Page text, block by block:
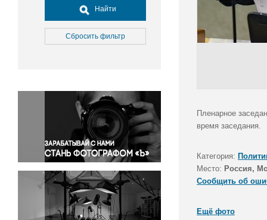
Досуг, туризм и отдых
Культура
Медицина
Окружающая среда
Политика
Правосудие
Происшествия и конфликты
Религия
Светская жизнь
Спорт
Экология
Экономика и бизнес
Найти
Сбросить фильтр
Пленарное
время заседания.
Категория:
Место: Россия,
Сообщить об
Ещё фото